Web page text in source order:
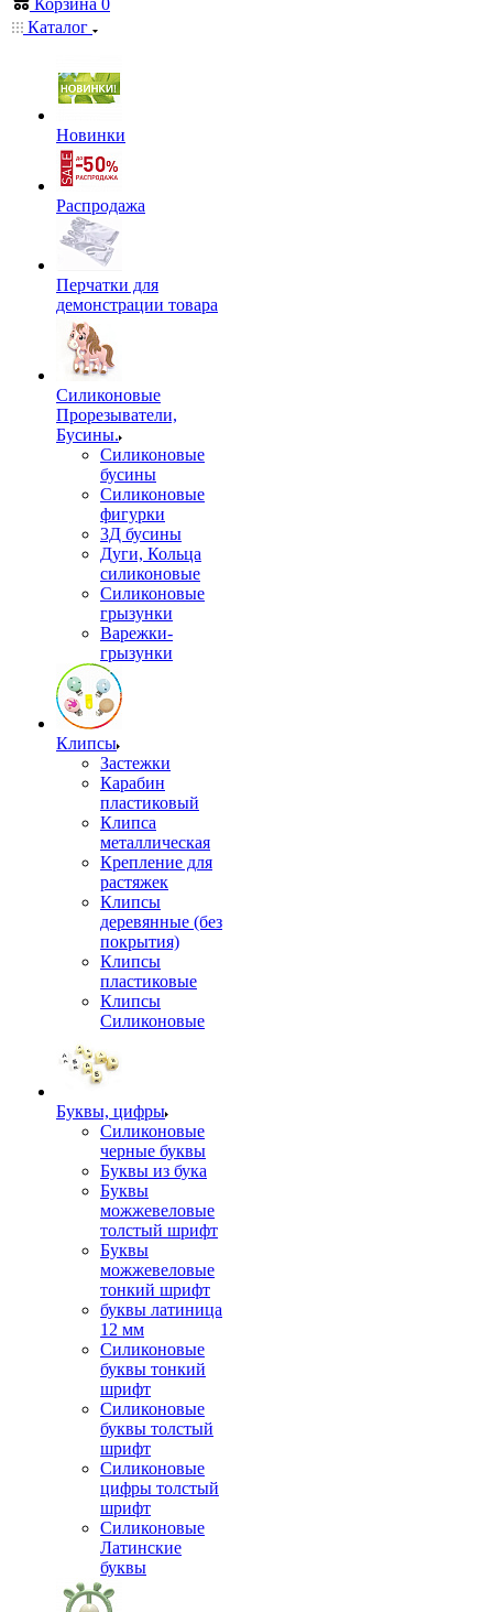
Корзина 0
Каталог
Новинки
Распродажа
Перчатки для
демонстрации товара
Силиконовые
Прорезыватели,
Бусины.
Силиконовые
бусины
Силиконовые
фигурки
3Д бусины
Дуги, Кольца
силиконовые
Силиконовые
грызунки
Варежки-
грызунки
Клипсы
Застежки
Карабин
пластиковый
Клипса
металлическая
Крепление для
растяжек
Клипсы
деревянные (без
покрытия)
Клипсы
пластиковые
Клипсы
Силиконовые
Буквы, цифры
Силиконовые
черные буквы
Буквы из бука
Буквы
можжевеловые
толстый шрифт
Буквы
можжевеловые
тонкий шрифт
буквы латиница
12 мм
Силиконовые
буквы тонкий
шрифт
Силиконовые
буквы толстый
шрифт
Силиконовые
цифры толстый
шрифт
Силиконовые
Латинские
буквы